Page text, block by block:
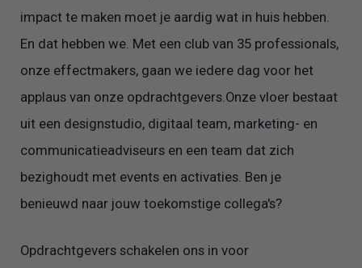
impact te maken moet je aardig wat in huis hebben.
En dat hebben we. Met een club van 35 professionals,
onze effectmakers, gaan we iedere dag voor het
applaus van onze opdrachtgevers.Onze vloer bestaat
uit een designstudio, digitaal team, marketing- en
communicatieadviseurs en een team dat zich
bezighoudt met events en activaties. Ben je
benieuwd naar jouw toekomstige collega's?
Opdrachtgevers schakelen ons in voor